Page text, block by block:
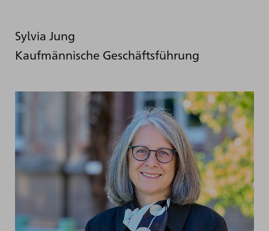
Sylvia Jung
Kaufmännische Geschäftsführung